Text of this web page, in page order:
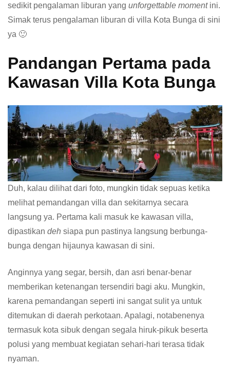
sedikit pengalaman liburan yang unforgettable momentini.
Simak terus pengalaman liburan di villa Kota Bunga di sini
ya 🙂
Pandangan Pertama pada
Kawasan Villa Kota Bunga
Duh, kalau dilihat dari foto, mungkin tidak sepuas ketika
melihat pemandangan villa dan sekitarnya secara
langsung ya. Pertama kali masuk ke kawasan villa,
dipastikan deh siapa pun pastinya langsung berbunga-
bunga dengan hijaunya kawasan di sini.
Anginnya yang segar, bersih, dan asri benar-benar
memberikan ketenangan tersendiri bagi aku. Mungkin,
karena pemandangan seperti ini sangat sulit ya untuk
ditemukan di daerah perkotaan. Apalagi, notabenenya
termasuk kota sibuk dengan segala hiruk-pikuk beserta
polusi yang membuat kegiatan sehari-hari terasa tidak
nyaman.